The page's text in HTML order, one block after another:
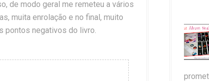
de modo geral me remeteu a vários
muita enrolação e no final, muito
pontos negativos do livro.